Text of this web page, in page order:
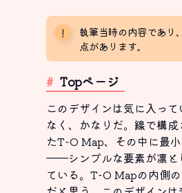
執筆当時の内容であり
点があります。
Topページ
このデザインは気に入っ
なく、かなりだ。線で構
たT-O Map、その中に最
──シンプルな要素が凛と
ている。T-O Mapの内側